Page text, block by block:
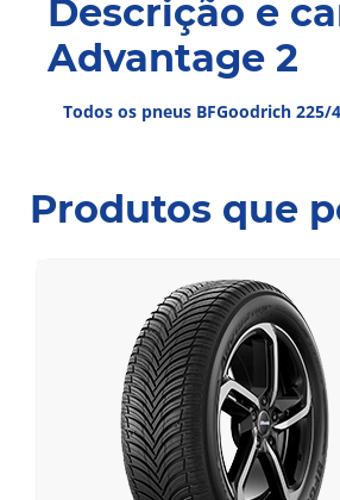
Descrição e
Advantage 2
Todos os pneus BFGoodrich 225/
Produtos que